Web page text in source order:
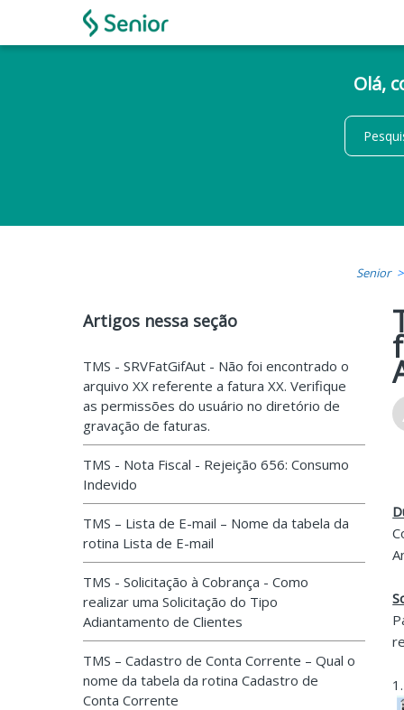
Olá,
Senior
Artigos nessa seção
TMS - SRVFatGifAut - Não foi encontrado o
arquivo XX referente a fatura XX. Verifique
as permissões do usuário no diretório de
gravação de faturas.
TMS - Nota Fiscal - Rejeição 656: Consumo
Indevido
TMS – Lista de E-mail – Nome da tabela da
rotina Lista de E-mail
TMS - Solicitação à Cobrança - Como
realizar uma Solicitação do Tipo
Adiantamento de Clientes
TMS – Cadastro de Conta Corrente – Qual o
nome da tabela da rotina Cadastro de
Conta Corrente